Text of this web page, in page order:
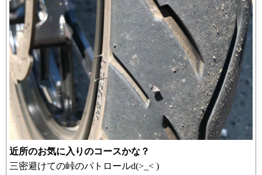
近所のお気に入りのコースかな？
三密避けての峠のパトロールd(>_< )